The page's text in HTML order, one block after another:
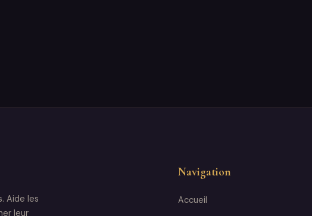
Aide les
leur
Navigation
Accueil